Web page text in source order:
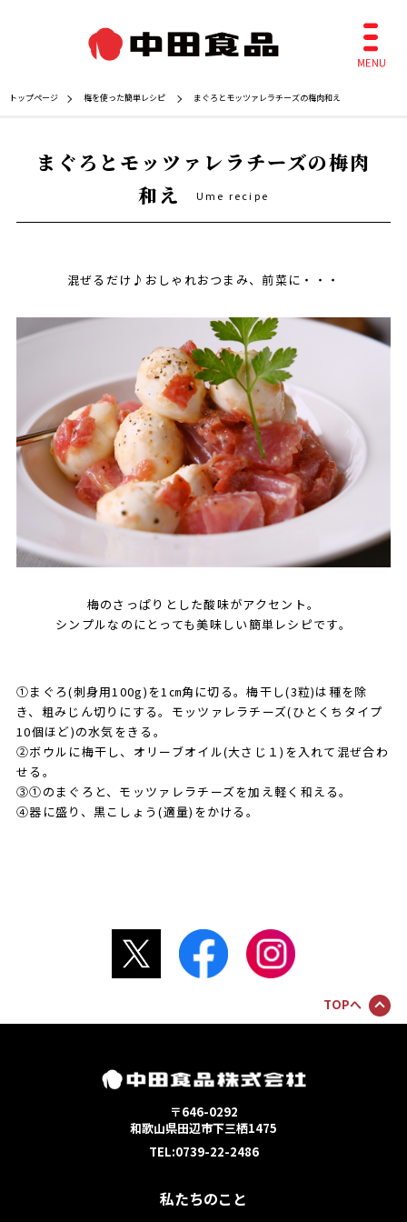
トップページ 梅を使った簡単レシピ まぐろとモッツァレラチーズの梅肉和え
まぐろとモッツァレラチーズの梅肉
和え
Ume recipe
混ぜるだけ♪おしゃれおつまみ、前菜に・・・
梅のさっぱりとした酸味がアクセント。
シンプルなのにとっても美味しい簡単レシピです。
①まぐろ(刺身用100g)を1㎝角に切る。梅干し(3粒)は種を除
き、粗みじん切りにする。モッツァレラチーズ(ひとくちタイプ
10個ほど)の水気をきる。
②ボウルに梅干し、オリーブオイル(大さじ１)を入れて混ぜ合わ
せる。
③①のまぐろと、モッツァレラチーズを加え軽く和える。
④器に盛り、黒こしょう(適量)をかける。
TOPへ
〒646-0292
和歌山県田辺市下三栖1475
TEL:0739-22-2486
私たちのこと